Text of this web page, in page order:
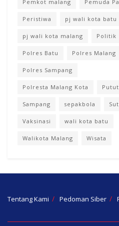
Pemkot malang Pemuda
Peristiwa pj wali kota batu
pj wali kota malang Politik
Polres Batu Polres Malang
Polres Sampang
Polresta Malang Kota Putut
Sampang sepakbola
Vaksinasi wali kota batu
Walikota Malang Wisata
Tentang Kami Pedoman Siber